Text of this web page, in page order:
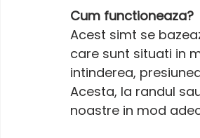
Cum functioneaza?
Acest simt se
care sunt situati in
intinderea,
Acesta, la randul
noastre in mod